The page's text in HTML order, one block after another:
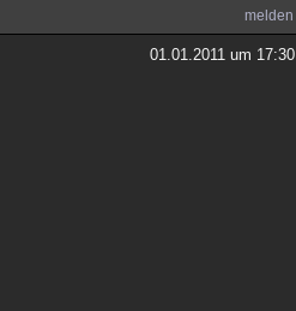
melden
01.01.2011 um 17:30